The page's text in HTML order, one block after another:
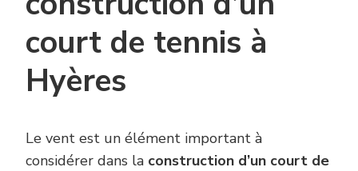
court de tennis à
Hyères
Le vent est un élément important à
considérer dans la construction d’un court de